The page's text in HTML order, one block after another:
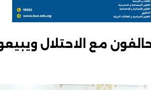
مع الاحتلال